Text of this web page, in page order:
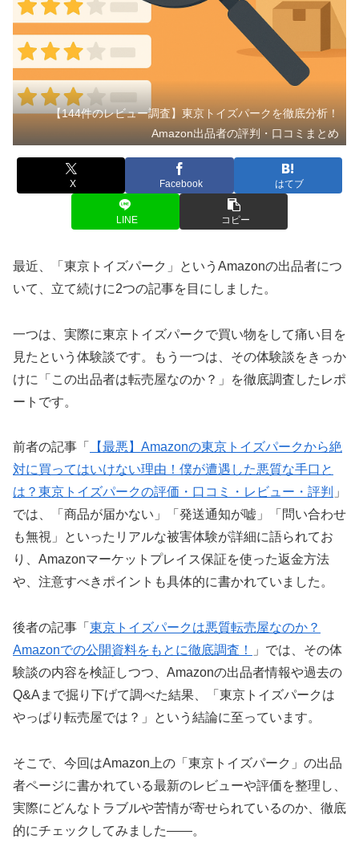
【144件のレビュー調査】東京トイズパークを徹底分析！
Amazon出品者の評判・口コミまとめ
X Facebook はてブ
LINE コピー
最近、「東京トイズパーク」というAmazonの出品者につ
いて、立て続けに2つの記事を目にしました。
一つは、実際に東京トイズパークで買い物をして痛い目を
見たという体験談です。もう一つは、その体験談をきっか
けに「この出品者は転売屋なのか？」を徹底調査したレポ
ートです。
前者の記事「
【最悪】Amazonの東京トイズパークから絶
対に買ってはいけない理由！僕が遭遇した悪質な手口と
は？東京トイズパークの評価・口コミ・レビュー・評判 」
では、「商品が届かない」「発送通知が嘘」「問い合わせ
も無視」といったリアルな被害体験が詳細に語られてお
り、Amazonマーケットプレイス保証を使った返金方法
や、注意すべきポイントも具体的に書かれていました。
後者の記事「 東京トイズパークは悪質転売屋なのか？
Amazonでの公開資料をもとに徹底調査！
」では、その体
験談の内容を検証しつつ、Amazonの出品者情報や過去の
Q&Aまで掘り下げて調べた結果、「東京トイズパークは
やっぱり転売屋では？」という結論に至っています。
そこで、今回はAmazon上の「東京トイズパーク」の出品
者ページに書かれている最新のレビューや評価を整理し、
実際にどんなトラブルや苦情が寄せられているのか、徹底
的にチェックしてみました――。